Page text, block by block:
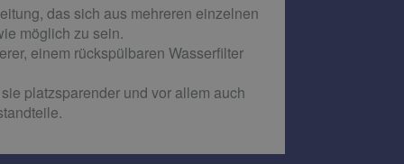
das sich aus mehreren einzelnen
möglich zu sein.
einem rückspülbaren Wasserfilter
platzsparender und vor allem auch